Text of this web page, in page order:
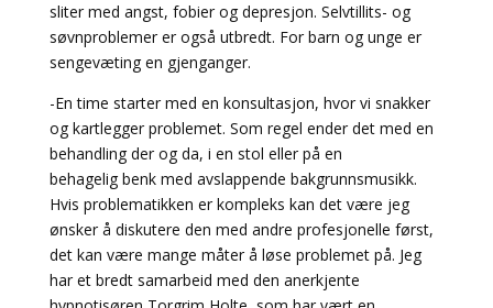
sliter med angst, fobier og depresjon. Selvtillits- og
søvnproblemer er også utbredt. For barn og unge er
sengevæting en gjenganger.
-En time starter med en konsultasjon, hvor vi snakker
og kartlegger problemet. Som regel ender det med en
behandling der og da, i en stol eller på en
behagelig benk med avslappende bakgrunnsmusikk.
Hvis problematikken er kompleks kan det være jeg
ønsker å diskutere den med andre profesjonelle først,
det kan være mange måter å løse problemet på. Jeg
har et bredt samarbeid med den anerkjente